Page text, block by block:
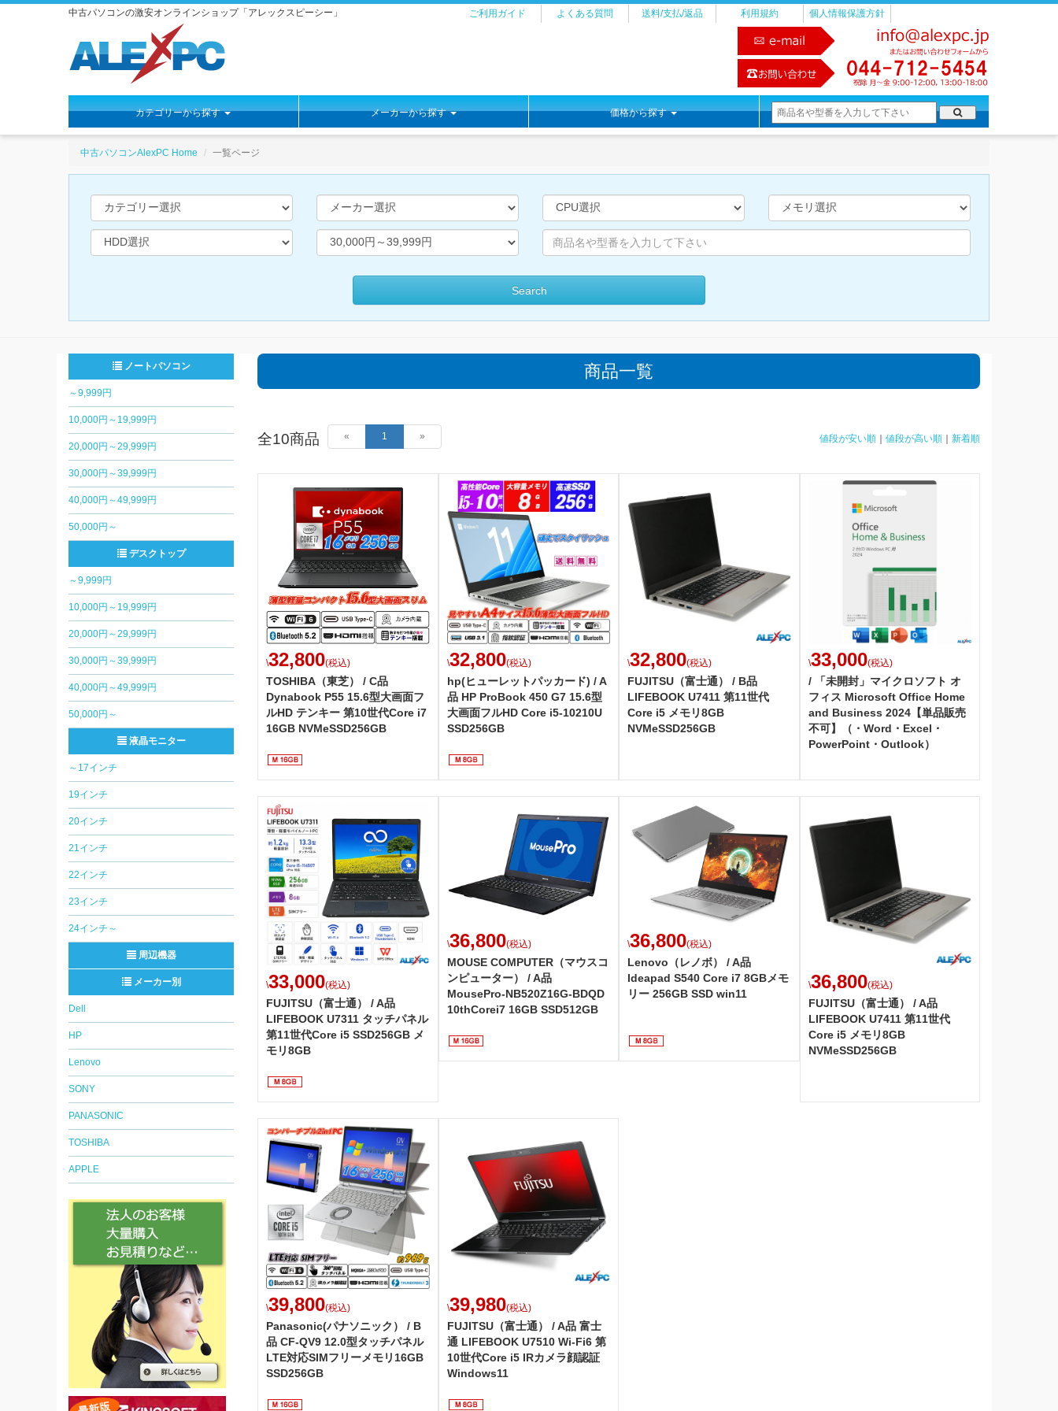
中古パソコンの激安オンラインショップ「アレックスピーシー」 ご利用ガイド よくある質問 送料/支払/返品 利用規約 個人情報保護方針
カテゴリーから探す メーカーから探す 価格から探す
中古パソコンAlexPC Home 一覧ページ
ノートパソコン
～9,999円
10,000円～19,999円
20,000円～29,999円
30,000円～39,999円
40,000円～49,999円
50,000円～
デスクトップ
～9,999円
10,000円～19,999円
20,000円～29,999円
30,000円～39,999円
40,000円～49,999円
50,000円～
液晶モニター
～17インチ
19インチ
20インチ
21インチ
22インチ
23インチ
24インチ～
周辺機器
メーカー別
Dell
HP
Lenovo
SONY
PANASONIC
TOSHIBA
APPLE
商品一覧
全10商品 « 1 » 値段が安い順 値段が高い順 新着順
\32,800(税込)
TOSHIBA（東芝） / C品
Dynabook P55 15.6型大画面フ
ルHD テンキー 第10世代Core i7
16GB NVMeSSD256GB
\32,800(税込)
hp(ヒューレットパッカード) / A
品 HP ProBook 450 G7 15.6型
大画面フルHD Core i5-10210U
SSD256GB
\32,800(税込)
FUJITSU（富士通） / B品
LIFEBOOK U7411 第11世代
Core i5 メモリ8GB
NVMeSSD256GB
\33,000(税込)
/ 「未開封」マイクロソフト オ
フィス Microsoft Office Home
and Business 2024【単品販売
不可】（・Word・Excel・
PowerPoint・Outlook）
\33,000(税込)
FUJITSU（富士通） / A品
LIFEBOOK U7311 タッチパネル
第11世代Core i5 SSD256GB メ
モリ8GB
\36,800(税込)
MOUSE COMPUTER（マウスコ
ンピューター） / A品
MousePro-NB520Z16G-BDQD
10thCorei7 16GB SSD512GB
\36,800(税込)
Lenovo（レノボ） / A品
Ideapad S540 Core i7 8GBメモ
リー 256GB SSD win11
\36,800(税込)
FUJITSU（富士通） / A品
LIFEBOOK U7411 第11世代
Core i5 メモリ8GB
NVMeSSD256GB
\39,800(税込)
Panasonic(パナソニック） / B
品 CF-QV9 12.0型タッチパネル
LTE対応SIMフリーメモリ16GB
SSD256GB
\39,980(税込)
FUJITSU（富士通） / A品 富士
通 LIFEBOOK U7510 Wi-Fi6 第
10世代Core i5 IRカメラ顔認証
Windows11